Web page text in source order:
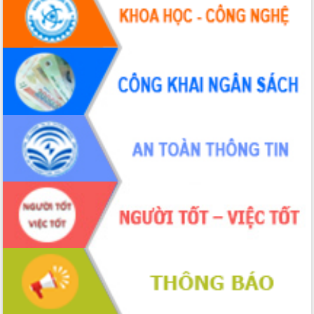
Hội thảo khoa học “Giải pháp thúc đẩy
phát triển nền kinh tế xanh tại tỉnh
Đắk Lắk”
Tăng cường giám sát, đôn đốc thực
hiện nhiệm vụ quản lý tài sản công
hàng tuần
Tháo gỡ những vướng mắc, đẩy mạnh
công tác cải cách thủ tục hành chính
tại Trung tâm Phục vụ hành chính
công tỉnh
Đắk Lắk: Tôn vinh 46 giải pháp tại Hội
thi Sáng tạo Kỹ thuật 2024 - 2025
Đắk Lắk rà soát, điều chỉnh Đề án 190
về phát triển nuôi trồng thủy sản
Phó Chủ tịch UBND tỉnh Đắk Lắk
Trương Công Thái kiểm tra thực địa
Dự án cao tốc Khánh Hòa - Buôn Ma
Thuột
Định vị cà phê Việt Nam như một “di
sản sống” trong dòng chảy toàn cầu